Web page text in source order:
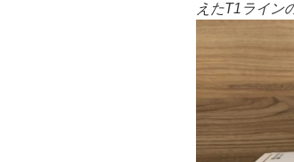
えたT1ライン